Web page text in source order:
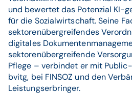
und bewertet das Potenzial KI-
für die Sozialwirtschaft. Seine
sektorenübergreifendes
digitales
sektorenübergreifende
Pflege – verbindet er mit
bvitg, bei FINSOZ und den
Leistungserbringer.